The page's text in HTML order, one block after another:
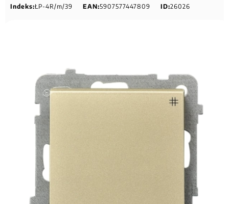
Indeks:ŁP-4R/m/39 EAN:5907577447809 ID:26026